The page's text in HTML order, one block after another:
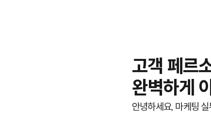
고객 페르
완벽하게
안녕하세요, 마케팅